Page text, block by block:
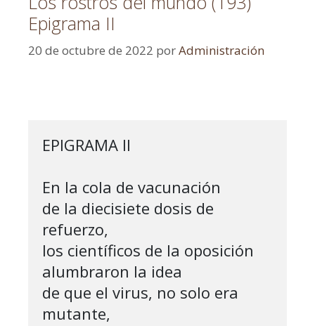
Epigrama II
20 de octubre de 2022 porAdministración
EPIGRAMA II
En la cola de vacunación
de la diecisiete dosis de
refuerzo,
los científicos de la oposición
alumbraron la idea
de que el virus, no solo era
mutante,